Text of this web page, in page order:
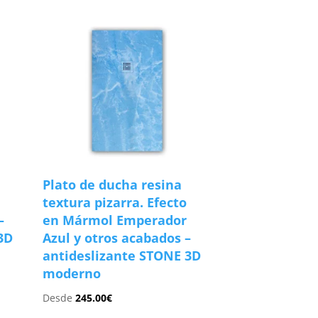
Plato de ducha resina
textura pizarra. Efecto
en Mármol Emperador
Azul y otros acabados –
antideslizante STONE 3D
moderno
Desde245.00€